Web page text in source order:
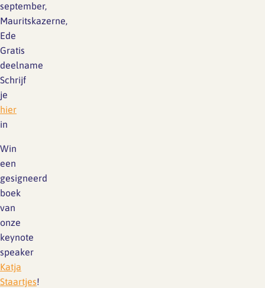
september,
Mauritskazerne,
Ede
Gratis
deelname
Schrijf
je
hier
in
Win
een
gesigneerd
boek
van
onze
keynote
speaker
Katja
Staartjes!